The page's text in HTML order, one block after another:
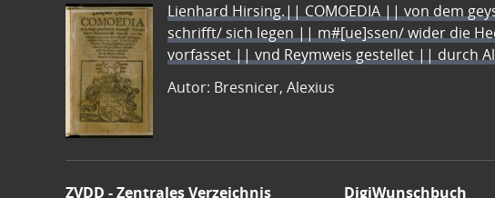
Lienhard Hirsing.|| COMOEDIA || von dem
schrifft/ sich legen || m#[ue]ssen/ wider die
vorfasset || vnd Reymweis gestellet || durch
Autor: Bresnicer, Alexius
ZVDD - Zentrales Verzeichnis DigiWunschbuch